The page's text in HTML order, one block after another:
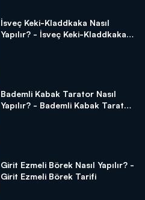
İsveç Keki-Kladdkaka Nasıl
Yapılır? - İsveç Keki-Kladdkaka
Bademli Kabak Tarator Nasıl
Yapılır? - Bademli Kabak Tarator
Girit Ezmeli Börek Nasıl Yapılır? -
Girit Ezmeli Börek Tarifi